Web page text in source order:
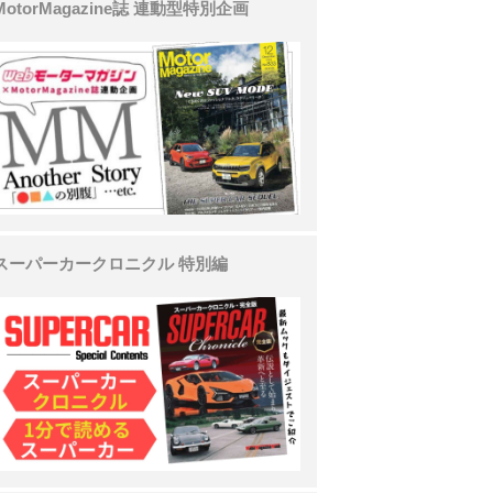
誌 連動型特別企画
ーパーカークロニクル 特別編